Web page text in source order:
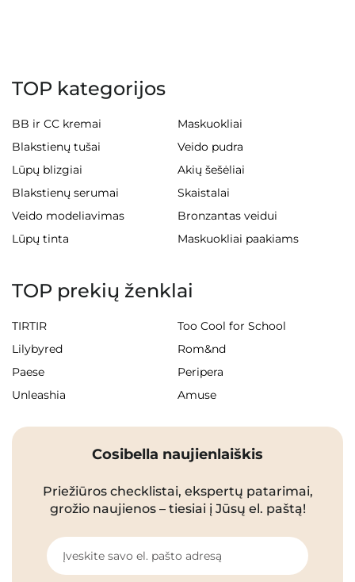
TOP kategorijos
BB ir CC kremai
Maskuokliai
Blakstienų tušai
Veido pudra
Lūpų blizgiai
Akių šešėliai
Blakstienų serumai
Skaistalai
Veido modeliavimas
Bronzantas veidui
Lūpų tinta
Maskuokliai paakiams
TOP prekių ženklai
TIRTIR
Too Cool for School
Lilybyred
Rom&nd
Paese
Peripera
Unleashia
Amuse
Cosibella naujienlaiškis
Priežiūros checklistai, ekspertų patarimai,
grožio naujienos – tiesiai į Jūsų el. paštą!
Įveskite savo el. pašto adresą